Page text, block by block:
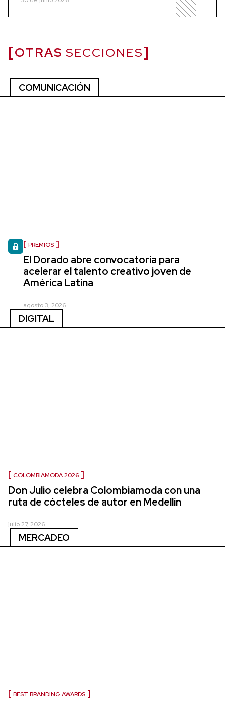
OTRAS SECCIONES
COMUNICACIÓN
PREMIOS
El Dorado abre convocatoria para
acelerar el talento creativo joven de
América Latina
agosto 3, 2026
DIGITAL
COLOMBIAMODA 2026
Don Julio celebra Colombiamoda con una
ruta de cócteles de autor en Medellín
julio 27, 2026
MERCADEO
BEST BRANDING AWARDS